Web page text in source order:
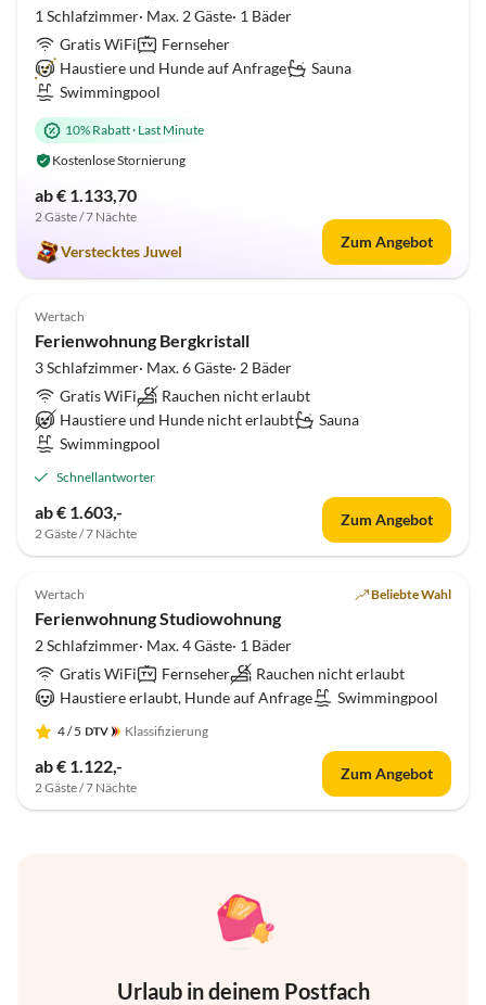
1 Schlafzimmer· Max. 2 Gäste· 1 Bäder
Gratis WiFi
Fernseher
Haustiere und Hunde auf Anfrage
Sauna
Swimmingpool
10% Rabatt· Last Minute
Kostenlose Stornierung
ab € 1.133,70
2 Gäste / 7 Nächte
Verstecktes Juwel
Zum Angebot
Tour
Top-Inserat
4.8 (1)
Wertach
Ferienwohnung Bergkristall
3 Schlafzimmer· Max. 6 Gäste· 2 Bäder
Gratis WiFi
Rauchen nicht erlaubt
Haustiere und Hunde nicht erlaubt
Sauna
Swimmingpool
Schnellantworter
ab € 1.603,-
2 Gäste / 7 Nächte
Zum Angebot
Virtuelle
Top-Inserat
Wertach Beliebte Wahl
Ferienwohnung Studiowohnung
2 Schlafzimmer· Max. 4 Gäste· 1 Bäder
Gratis WiFi
Fernseher
Rauchen nicht erlaubt
Haustiere erlaubt, Hunde auf Anfrage
Swimmingpool
4/ 5 Klassifizierung
ab € 1.122,-
2 Gäste / 7 Nächte
Zum Angebot
Urlaub in deinem Postfach